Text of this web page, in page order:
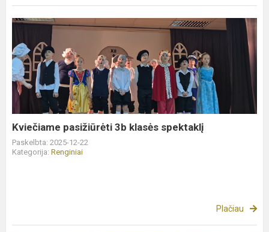
Kviečiame
pasižiūrėti
3b
klasės
spektaklį
Kviečiame pasižiūrėti 3b klasės spektaklį
Paskelbta: 2025-12-22
Kategorija: Renginiai
Plačiau